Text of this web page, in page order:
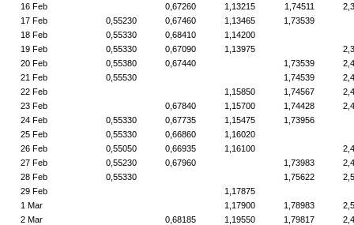
16 Feb
0,67260 1,13215 1,74511
17 Feb
0,55230 0,67460 1,13465
1,73539
18 Feb
0,55330 0,68410
1,14200
19 Feb
0,55330 0,67090 1,13975
20 Feb
0,55380 0,67440 1,73539
21 Feb
0,55530 1,74539
22 Feb
1,15850 1,74567
23 Feb
0,67840 1,15700 1,74428
24 Feb
0,55330 0,67735 1,15475
1,73956
25 Feb
0,55330 0,66860
1,16020
26 Feb
0,55050 0,66935 1,16100
27 Feb
0,55230 0,67960 1,73983
28 Feb
0,55330 1,75622
29 Feb
1,17875
1 Mar
1,17900 1,78983
2 Mar
0,68185 1,19550 1,79817